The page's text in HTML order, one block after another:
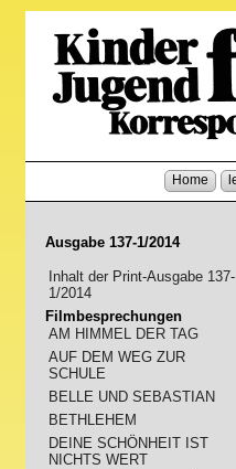
Home
Ausgabe 137-1/2014
Inhalt der Print-Ausgabe 137-
1/2014
Filmbesprechungen
AM HIMMEL DER TAG
AUF DEM WEG ZUR
SCHULE
BELLE UND SEBASTIAN
BETHLEHEM
DEINE SCHÖNHEIT IST
NICHTS WERT